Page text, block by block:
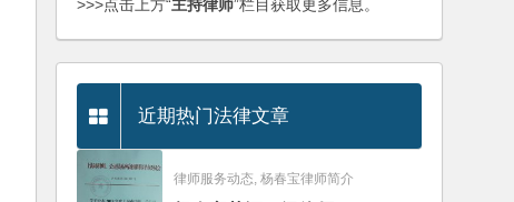
>>>点击上方“主持律师”栏目获取更多信息。
近期热门法律文章
律师服务动态, 杨春宝律师简介